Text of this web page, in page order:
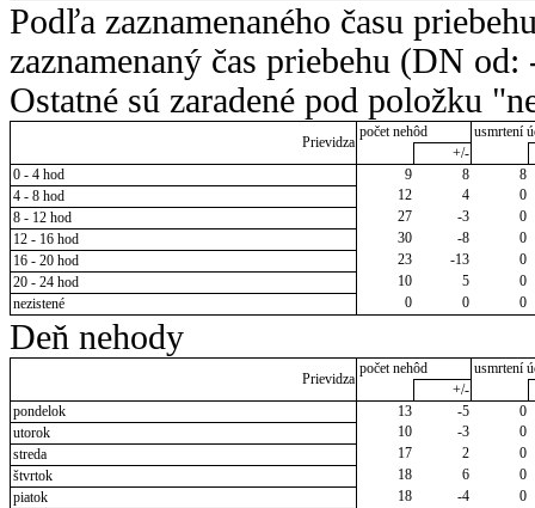
Podľa zaznamenaného času
zaznamenaný čas priebehu (DN
Ostatné sú zaradené pod položku
Prievidza
počet nehôd
usmrtení
+/-
0 - 4 hod
9 8
8
4 - 8 hod
12 4
0
8 - 12 hod
27 -3
0
12 - 16 hod
30 -8
0
16 - 20 hod
23 -13
0
20 - 24 hod
10 5
0
nezistené
0 0 0
Deň nehody
Prievidza
počet nehôd
usmrtení
+/-
pondelok
13 -5
0
utorok
10 -3
0
streda
17 2
0
štvrtok
18 6
0
piatok
18 -4
0